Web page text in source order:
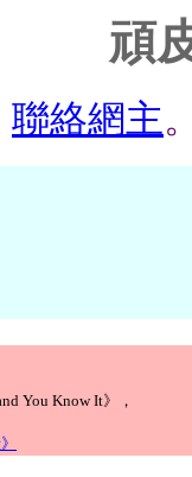
頑
聯絡網主
You Know It》，